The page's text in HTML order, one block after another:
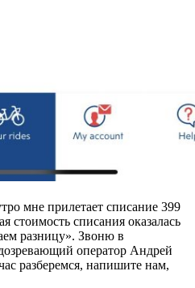
мне прилетает списание 399
стоимость списания оказалась
разницу». Звоню в
оператор Андрей
разберемся, напишите нам,